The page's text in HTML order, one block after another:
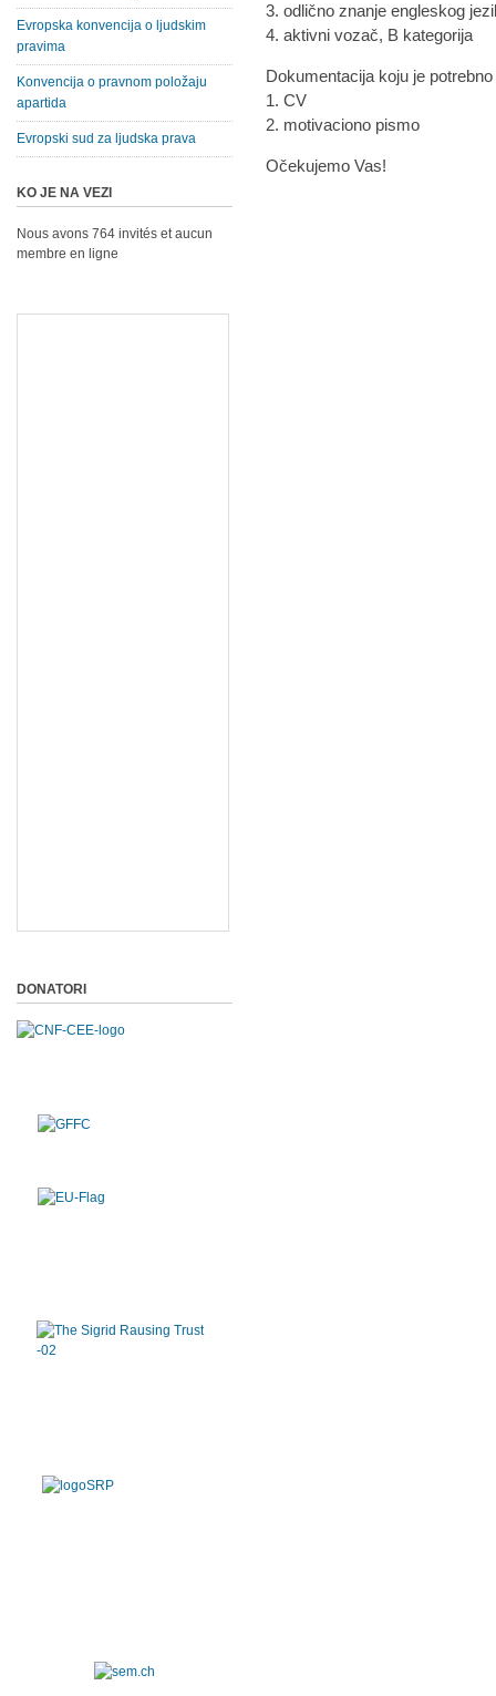
3. odlično znanje engleskog
4. aktivni vozač, B kategorija
Dokumentacija koju je
1. CV
2. motivaciono pismo
Očekujemo Vas!
Evropska konvencija o ljudskim
pravima
Konvencija o pravnom položaju
apartida
Evropski sud za ljudska prava
KO JE NA VEZI
Nous avons 764 invités et aucun
membre en ligne
DONATORI